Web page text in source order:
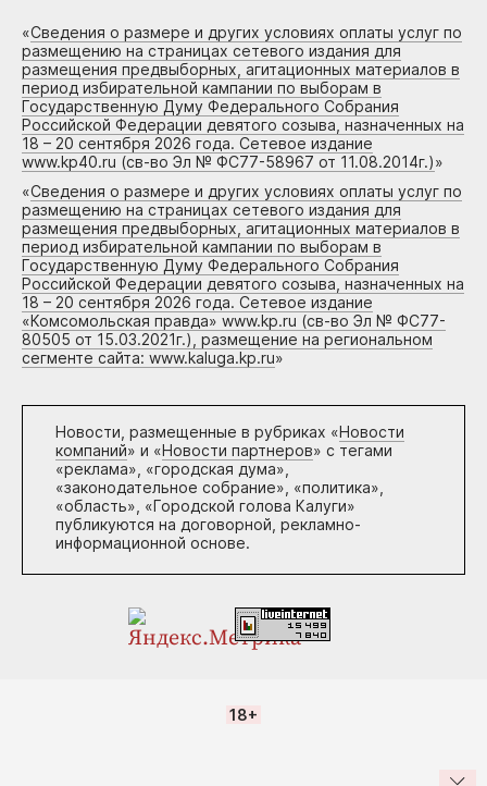
«Сведения о размере и других условиях оплаты услуг по
размещению на страницах сетевого издания для
размещения предвыборных, агитационных материалов в
период избирательной кампании по выборам в
Государственную Думу Федерального Собрания
Российской Федерации девятого созыва, назначенных на
18 – 20 сентября 2026 года. Сетевое издание
www.kp40.ru (св-во Эл № ФС77-58967 от 11.08.2014г.)»
«Сведения о размере и других условиях оплаты услуг по
размещению на страницах сетевого издания для
размещения предвыборных, агитационных материалов в
период избирательной кампании по выборам в
Государственную Думу Федерального Собрания
Российской Федерации девятого созыва, назначенных на
18 – 20 сентября 2026 года. Сетевое издание
«Комсомольская правда» www.kp.ru (св-во Эл № ФС77-
80505 от 15.03.2021г.), размещение на региональном
сегменте сайта: www.kaluga.kp.ru»
Новости, размещенные в рубриках «Новости
компаний» и «Новости партнеров» с тегами
«реклама», «городская дума»,
«законодательное собрание», «политика»,
«область», «Городской голова Калуги»
публикуются на договорной, рекламно-
информационной основе.
18+